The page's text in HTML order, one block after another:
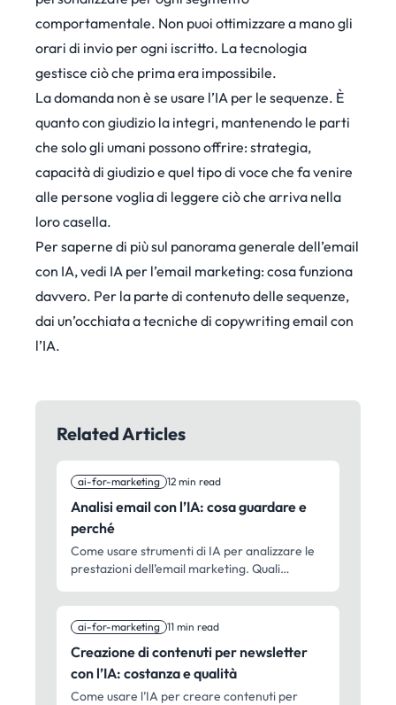
comportamentale. Non puoi ottimizzare a mano gli
orari di invio per ogni iscritto. La tecnologia
gestisce ciò che prima era impossibile.
La domanda non è se usare l’IA per le sequenze. È
quanto con giudizio la integri, mantenendo le parti
che solo gli umani possono offrire: strategia,
capacità di giudizio e quel tipo di voce che fa venire
alle persone voglia di leggere ciò che arriva nella
loro casella.
Per saperne di più sul panorama generale dell’email
con IA, vedi IA per l’email marketing: cosa funziona
davvero. Per la parte di contenuto delle sequenze,
dai un’occhiata atecniche di copywriting email con
l’IA.
Related Articles
ai-for-marketing 12 min read
Analisi email con l’IA: cosa guardare e
perché
Come usare strumenti di IA per analizzare le
prestazioni dell’email marketing. Quali
come trasformare i dati in campagne migliori.
ai-for-marketing 11 min read
Creazione di contenuti per newsletter
con l’IA: costanza e qualità
Come usare l’IA per creare contenuti per